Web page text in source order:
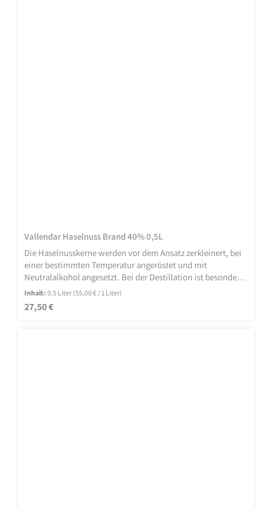
Vallendar Haselnuss Brand 40% 0,5L
Die Haselnusskerne werden vor dem Ansatz zerkleinert, bei
einer bestimmten Temperatur angeröstet und mit
Neutralalkohol angesetzt. Bei der Destillation ist besonders
auf die Temperatur zu achten, die das austretende Fett der
Haselnuss mit dem Alkohol verbindet. Neben
Schokoaromen und Vanille eben ganz Haselnuss! Die
Inhalt:0.5 Liter (55,00 € / 1 Liter)
Regulärer Preis:
27,50 €